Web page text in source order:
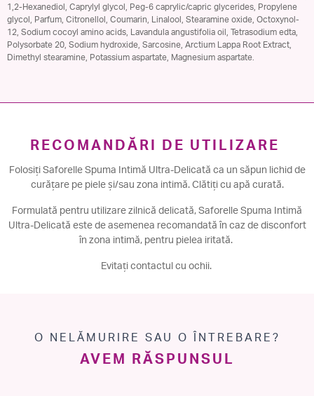
1,2-Hexanediol, Caprylyl glycol, Peg-6 caprylic/capric glycerides, Propylene
glycol, Parfum, Citronellol, Coumarin, Linalool, Stearamine oxide, Octoxynol-
12, Sodium cocoyl amino acids, Lavandula angustifolia oil, Tetrasodium edta,
Polysorbate 20, Sodium hydroxide, Sarcosine, Arctium Lappa Root Extract,
Dimethyl stearamine, Potassium aspartate, Magnesium aspartate.
RECOMANDĂRI DE UTILIZARE
Folosiți Saforelle Spuma Intimă Ultra-Delicată ca un săpun lichid de
curățare pe piele și/sau zona intimă. Clătiți cu apă curată.
Formulată pentru utilizare zilnică delicată, Saforelle Spuma Intimă
Ultra-Delicată este de asemenea recomandată în caz de disconfort
în zona intimă, pentru pielea iritată.
Evitați contactul cu ochii.
AVEM RĂSPUNSUL
O NELĂMURIRE SAU O ÎNTREBARE?